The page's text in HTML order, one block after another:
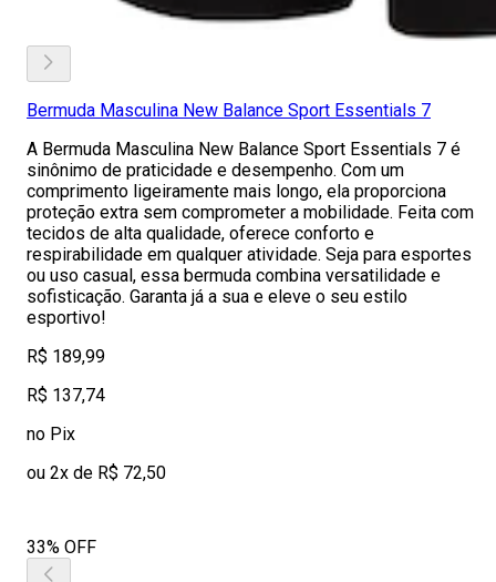
Bermuda Masculina New Balance Sport Essentials 7
A Bermuda Masculina New Balance Sport Essentials 7 é
sinônimo de praticidade e desempenho. Com um
comprimento ligeiramente mais longo, ela proporciona
proteção extra sem comprometer a mobilidade. Feita com
tecidos de alta qualidade, oferece conforto e
respirabilidade em qualquer atividade. Seja para esportes
ou uso casual, essa bermuda combina versatilidade e
sofisticação. Garanta já a sua e eleve o seu estilo
esportivo!
R$ 189,99
R$ 137,74
no Pix
ou 2x de R$ 72,50
33% OFF